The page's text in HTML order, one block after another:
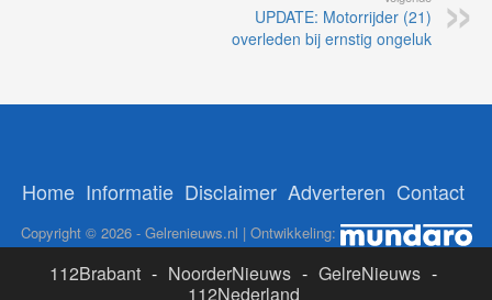
UPDATE: Motorrijder (21)
overleden bij ernstig ongeluk
Home Informatie Disclaimer Adverteren Contact
Copyright © 2026 - Gelrenieuws.nl | Ontwikkeling:
112Brabant - NoorderNieuws - GelreNieuws -
112Nederland